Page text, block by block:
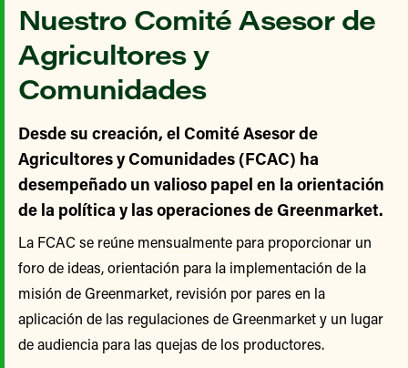
Nuestro Comité Asesor de
Agricultores y
Comunidades
Desde su creación, el Comité Asesor de
Agricultores y Comunidades (FCAC) ha
desempeñado un valioso papel en la orientación
de la política y las operaciones de Greenmarket.
La FCAC se reúne mensualmente para proporcionar un
foro de ideas, orientación para la implementación de la
misión de Greenmarket, revisión por pares en la
aplicación de las regulaciones de Greenmarket y un lugar
de audiencia para las quejas de los productores.